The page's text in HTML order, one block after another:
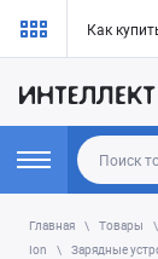
Как
Главная Товары
Ion
Зарядные